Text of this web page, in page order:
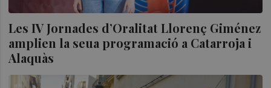
Les IV Jornades d’Oralitat Llorenç Giménez
amplien la seua programació a Catarroja i
Alaquàs